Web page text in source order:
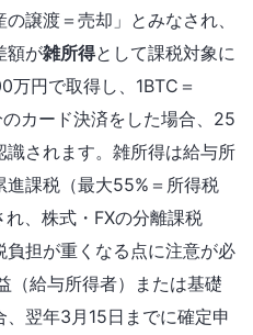
譲渡＝売却」とみなされ、
額が雑所得として課税対象に
万円で取得し、1BTC＝
カード決済をした場合、25
されます。雑所得は給与所
課税（最大55%＝所得税
、株式・FXの分離課税
負担が重くなる点に注意が必
（給与所得者）または基礎
翌年3月15日までに確定申